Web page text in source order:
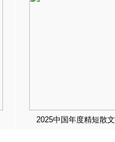
2025中国年度精短散文